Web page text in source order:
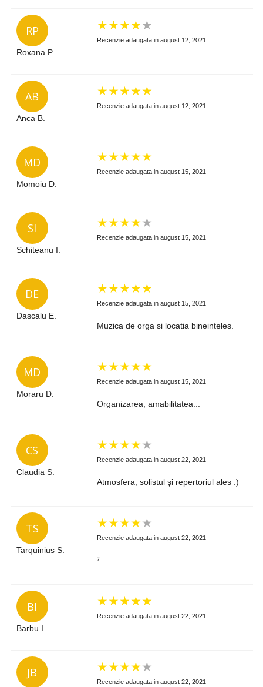
RP
Roxana P.
★★★★★
Recenzie adaugata in august 12, 2021
AB
Anca B.
★★★★★
Recenzie adaugata in august 12, 2021
MD
Momoiu D.
★★★★★
Recenzie adaugata in august 15, 2021
SI
Schiteanu I.
★★★★★
Recenzie adaugata in august 15, 2021
DE
Dascalu E.
★★★★★
Recenzie adaugata in august 15, 2021
Muzica de orga si locatia bineinteles.
MD
Moraru D.
★★★★★
Recenzie adaugata in august 15, 2021
Organizarea, amabilitatea...
CS
Claudia S.
★★★★★
Recenzie adaugata in august 22, 2021
Atmosfera, solistul și repertoriul ales :)
TS
Tarquinius S.
★★★★★
Recenzie adaugata in august 22, 2021
⁷
BI
Barbu I.
★★★★★
Recenzie adaugata in august 22, 2021
JB ★★★★★
Recenzie adaugata in august 22, 2021